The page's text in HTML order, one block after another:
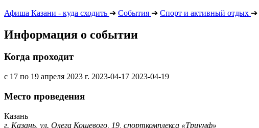
Афиша Казани - куда сходить ➔ События ➔ Спорт и активный отдых ➔
Информация о событии
Когда проходит
с 17 по 19 апреля 2023 г. 2023-04-17 2023-04-19
Место проведения
Казань
г. Казань, ул. Олега Кошевого, 19, спорткомплекса «Триумф»